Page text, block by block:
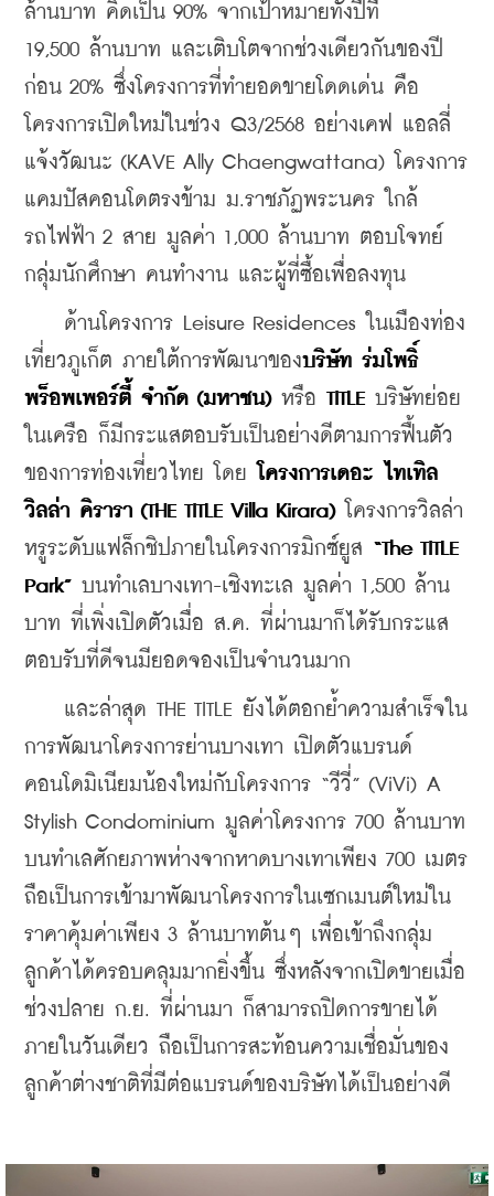
ล้านบาท คิดเป็น 90% จากเป้าหมายทั้งปีที่
19,500 ล้านบาท และเติบโตจากช่วงเดียวกันของปี
ก่อน 20% ซึ่งโครงการที่ทำยอดขายโดดเด่น คือ
โครงการเปิดใหม่ในช่วง Q3/2568 อย่างเคฟ แอลลี่
แจ้งวัฒนะ (KAVE Ally Chaengwattana) โครงการ
แคมปัสคอนโดตรงข้าม ม.ราชภัฏพระนคร ใกล้
รถไฟฟ้า 2 สาย มูลค่า 1,000 ล้านบาท ตอบโจทย์
กลุ่มนักศึกษา คนทำงาน และผู้ที่ซื้อเพื่อลงทุน
ด้านโครงการ Leisure Residences ในเมืองท่อง
เที่ยวภูเก็ต ภายใต้การพัฒนาของบริษัท ร่มโพธิ์
พร็อพเพอร์ตี้ จำกัด (มหาชน) หรือ TITLE บริษัทย่อย
ในเครือ ก็มีกระแสตอบรับเป็นอย่างดีตามการฟื้นตัว
ของการท่องเที่ยวไทย โดย
โครงการเดอะ
ไทเทิล
วิลล่า คิรารา (THE TITLE Villa Kirara) โครงการวิลล่า
หรูระดับแฟล็กชิปภายในโครงการมิกซ์ยูส “The TITLE
Park” บนทำเลบางเทา-เชิงทะเล มูลค่า 1,500 ล้าน
บาท ที่เพิ่งเปิดตัวเมื่อ ส.ค. ที่ผ่านมาก็ได้รับกระแส
ตอบรับที่ดีจนมียอดจองเป็นจำนวนมาก
และล่าสุด THE TITLE ยังได้ตอกย้ำความสำเร็จใน
การพัฒนาโครงการย่านบางเทา เปิดตัวแบรนด์
คอนโดมิเนียมน้องใหม่กับโครงการ “วีวี่” (ViVi) A
Stylish Condominium มูลค่าโครงการ 700 ล้านบาท
บนทำเลศักยภาพห่างจากหาดบางเทาเพียง 700 เมตร
ถือเป็นการเข้ามาพัฒนาโครงการในเซกเมนต์ใหม่ใน
ราคาคุ้มค่าเพียง 3 ล้านบาทต้นๆ เพื่อเข้าถึงกลุ่ม
ลูกค้าได้ครอบคลุมมากยิ่งขึ้น ซึ่งหลังจากเปิดขายเมื่อ
ช่วงปลาย ก.ย. ที่ผ่านมา ก็สามารถปิดการขายได้
ภายในวันเดียว ถือเป็นการสะท้อนความเชื่อมั่นของ
ลูกค้าต่างชาติที่มีต่อแบรนด์ของบริษัทได้เป็นอย่างดี